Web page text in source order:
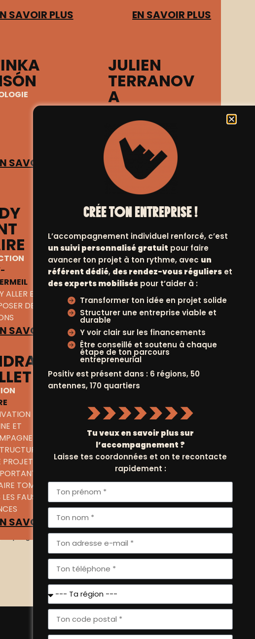
SAVOIR PLUS EN SAVOIR PLUS
SAVOIR PLUS
JULIEN
TERRANOV
A
EN SAVOIR PLUS
ALLER ET NE
DE
SAVOIR PLUS
CATHY
MORLET
ADMINISTRATION
PONTHIEU
«
L’ACCOMPAGNEMENT
M’A APPORTÉ PLUS DE
CONFIANCE »
EN SAVOIR PLUS
DE LA
ET
PROJET SONT
TOMBER
FAUSSES
SAVOIR PLUS
4 5
CRÉE TON ENTREPRISE !
L’accompagnement individuel renforcé, c’est
un suivi personnalisé gratuit pour faire
avancer ton projet à ton rythme, avec un
référent dédié, des rendez-vous réguliers et
des experts mobilisés pour t’aider à :
Transformer ton idée en projet solide
Structurer une entreprise viable et
durable
Y voir clair sur les financements
Être conseillé et soutenu à chaque
étape de ton parcours
entrepreneurial
Positiv est présent dans : 6 régions, 50
antennes, 170 quartiers
Tu veux en savoir plus sur
l’accompagnement ?
Laisse tes coordonnées et on te recontacte
rapidement :